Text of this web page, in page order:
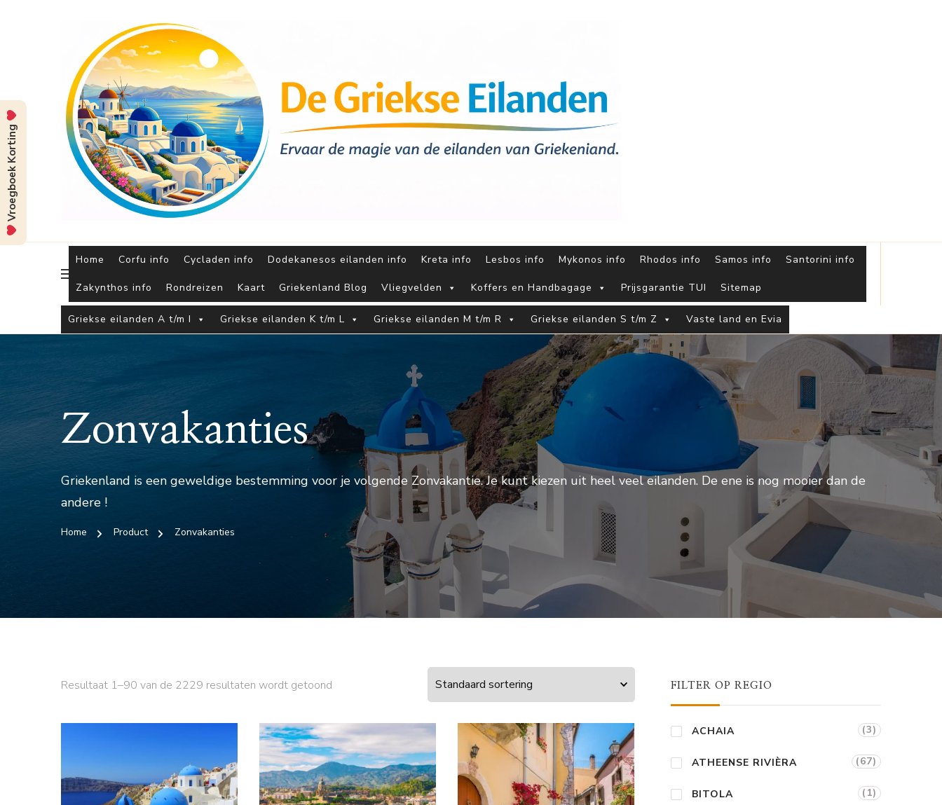
Home Corfu info Cycladen info Dodekanesos eilanden info Kreta info Lesbos info Mykonos info Rhodos info Samos info Santorini info
Zakynthos info Rondreizen Kaart Griekenland Blog Vliegvelden Koffers en Handbagage Prijsgarantie TUI Sitemap
Griekse eilanden A t/m I Griekse eilanden K t/m L Griekse eilanden M t/m R Griekse eilanden S t/m Z Vaste land en Evia
Zonvakanties
Griekenland is een geweldige bestemming voor je volgende Zonvakantie. Je kunt kiezen uit heel veel eilanden. De ene is nog mooier dan de
andere !
Home Product Zonvakanties
Resultaat 1–90 van de 2229 resultaten wordt getoond FILTER OP REGIO
ACHAIA (3)
ATHEENSE RIVIÈRA (67)
BITOLA (1)
Vroegboek Korting